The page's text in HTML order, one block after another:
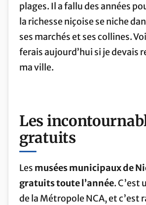
plages. Il a fallu des années
la richesse niçoise se niche
ses marchés et ses collines.
ferais aujourd’hui si je devais
ma ville.
Les
gratuits
Les musées municipaux de
gratuits toute l’année. C’est
de la Métropole NCA, et c’est